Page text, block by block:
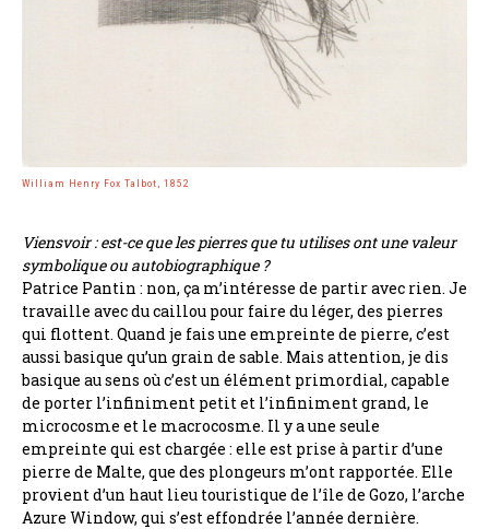
William Henry Fox Talbot, 1852
Viensvoir : est-ce que les pierres que tu utilises ont une valeur
symbolique ou autobiographique ?
Patrice Pantin : non, ça m’intéresse de partir avec rien. Je
travaille avec du caillou pour faire du léger, des pierres
qui flottent. Quand je fais une empreinte de pierre, c’est
aussi basique qu’un grain de sable. Mais attention, je dis
basique au sens où c’est un élément primordial, capable
de porter l’infiniment petit et l’infiniment grand, le
microcosme et le macrocosme. Il y a une seule
empreinte qui est chargée : elle est prise à partir d’une
pierre de Malte, que des plongeurs m’ont rapportée. Elle
provient d’un haut lieu touristique de l’île de Gozo, l’arche
Azure Window, qui s’est effondrée l’année dernière.